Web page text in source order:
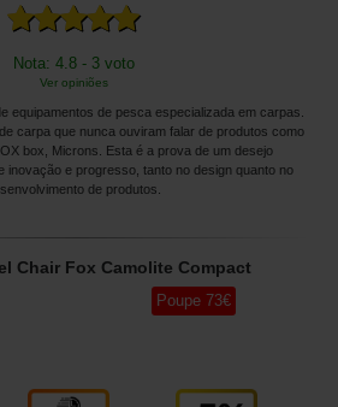
Nota: 4.8 - 3 voto
Ver opiniões
equipamentos de pesca especializada em carpas.
carpa que nunca ouviram falar de produtos como
box, Microns. Esta é a prova de um desejo
inovação e progresso, tanto no design quanto no
de produtos.
Chair Fox Camolite Compact
Poupe 73€